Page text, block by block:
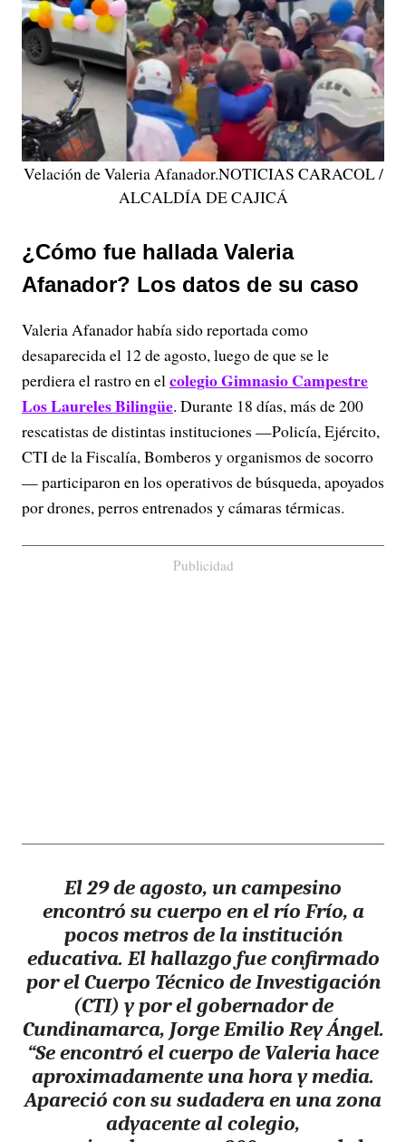
Velación de Valeria Afanador.NOTICIAS CARACOL /
ALCALDÍA DE CAJICÁ
¿Cómo fue hallada Valeria
Afanador? Los datos de su caso
Valeria Afanador había sido reportada como
desaparecida el 12 de agosto, luego de que se le
perdiera el rastro en el colegio Gimnasio Campestre
Los Laureles Bilingüe. Durante 18 días, más de 200
rescatistas de distintas instituciones —Policía, Ejército,
CTI de la Fiscalía, Bomberos y organismos de socorro
— participaron en los operativos de búsqueda, apoyados
por drones, perros entrenados y cámaras térmicas.
Publicidad
El 29 de agosto, un campesino
encontró su cuerpo en el río Frío, a
pocos metros de la institución
educativa. El hallazgo fue confirmado
por el Cuerpo Técnico de Investigación
(CTI) y por el gobernador de
Cundinamarca, Jorge Emilio Rey Ángel.
“Se encontró el cuerpo de Valeria hace
aproximadamente una hora y media.
Apareció con su sudadera en una zona
adyacente al colegio,